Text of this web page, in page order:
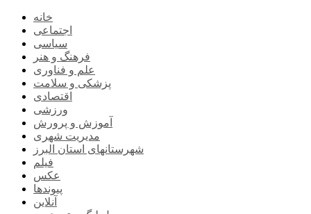
خانه
اجتماعی
سیاسی
فرهنگ و هنر
علم و فناوری
پزشکی و سلامت
اقتصادی
ورزشی
آموزش و پرورش
مدیریت شهری
شهرستانهای استان البرز
فیلم
عکس
پیوندها
آنلاین